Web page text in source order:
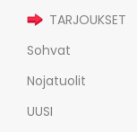
TARJOUKSET
Sohvat
Nojatuolit
UUSI